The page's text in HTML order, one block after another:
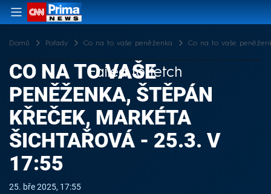
Domů Pořady Co na to vaše peněženka Co na to vaše
Failed to fetch
CO NA TO VAŠE
PENĚŽENKA, ŠTĚPÁN
KŘEČEK, MARKÉTA
ŠICHTAŘOVÁ - 25.3. V
17:55
25. bře 2025, 17:55